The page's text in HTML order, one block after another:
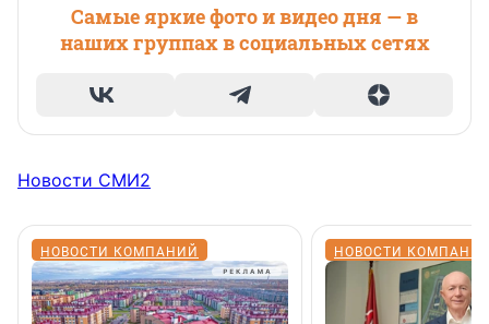
Самые яркие фото и видео дня — в
наших группах в социальных сетях
Новости СМИ2
НОВОСТИ КОМПАНИЙ НОВОСТИ